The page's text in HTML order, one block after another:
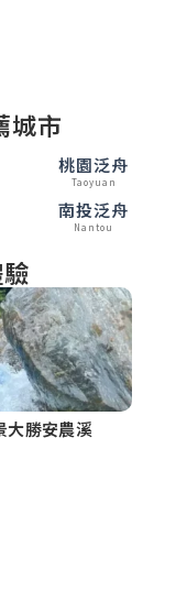
城市
桃園泛舟
Taoyuan
南投泛舟
Nantou
大勝安農溪